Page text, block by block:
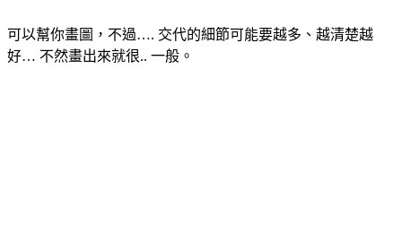
可以幫你畫圖，不過…. 交代的細節可能要越多、越清楚越
好… 不然畫出來就很.. 一般。